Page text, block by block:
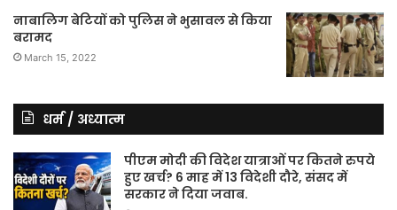
नाबालिग बेटियों को पुलिस ने भुसावल से किया
बरामद
March 15, 2022
धर्म / अध्यात्म
पीएम मोदी की विदेश यात्राओं पर कितने रुपये
हुए खर्च? 6 माह में 13 विदेशी दौरे, संसद में
सरकार ने दिया जवाब.